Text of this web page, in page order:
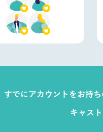
すでにアカウントをお持
キャス